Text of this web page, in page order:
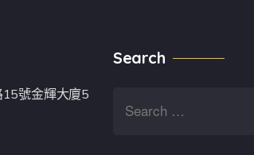
號金輝大廈5
Search